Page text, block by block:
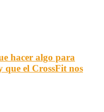
hacer algo para
que el CrossFit nos